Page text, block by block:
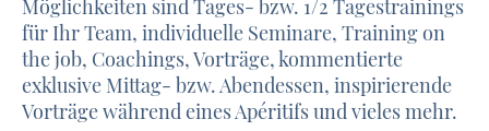
Möglichkeiten sind Tages- bzw. 1/2 Tagestrainings
für Ihr Team, individuelle Seminare, Training on
the job, Coachings, Vorträge, kommentierte
exklusive Mittag- bzw. Abendessen, inspirierende
Vorträge während eines Apéritifs und vieles mehr.